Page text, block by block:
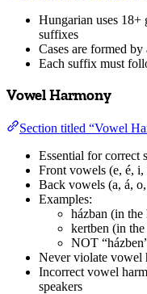
Hungarian uses 18+
suffixes
Cases are formed
Each suffix must
Vowel Harmony
Section titled “Vowel
Essential for correct
Front vowels (e, é,
Back vowels (a, á,
Examples:
házban (in
kertben (in
NOT
Never violate vowel
Incorrect vowel
speakers